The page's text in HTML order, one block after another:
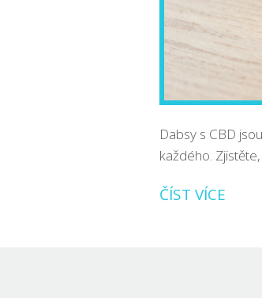
Dabsy s CBD
každého.
ČÍST VÍCE